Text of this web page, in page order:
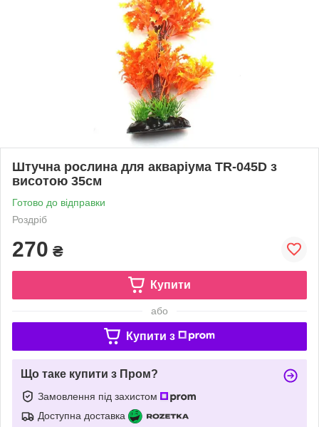
Штучна рослина для акваріума TR-045D з
висотою 35см
Готово до відправки
Роздріб
270 ₴
Купити
або
Купити з
Що таке купити з Пром?
Замовлення під захистом
Доступна доставка